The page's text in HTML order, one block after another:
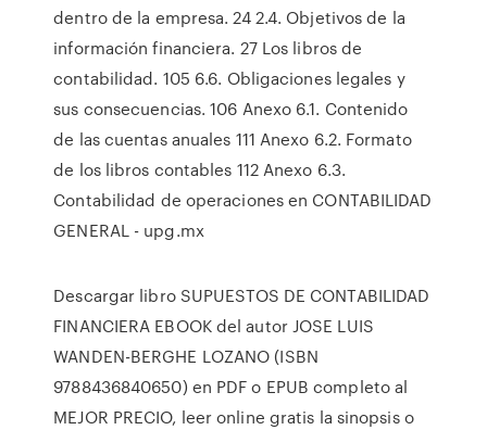
dentro de la empresa. 24 2.4. Objetivos de la
información financiera. 27 Los libros de
contabilidad. 105 6.6. Obligaciones legales y
sus consecuencias. 106 Anexo 6.1. Contenido
de las cuentas anuales 111 Anexo 6.2. Formato
de los libros contables 112 Anexo 6.3.
Contabilidad de operaciones en CONTABILIDAD
GENERAL - upg.mx
Descargar libro SUPUESTOS DE CONTABILIDAD
FINANCIERA EBOOK del autor JOSE LUIS
WANDEN-BERGHE LOZANO (ISBN
9788436840650) en PDF o EPUB completo al
MEJOR PRECIO, leer online gratis la sinopsis o